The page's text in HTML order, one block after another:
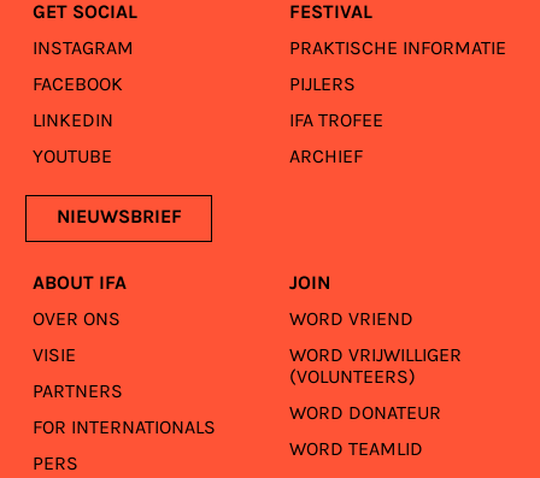
GET SOCIAL
INSTAGRAM
FACEBOOK
LINKEDIN
YOUTUBE
NIEUWSBRIEF
FESTIVAL
PRAKTISCHE INFORMATIE
PIJLERS
IFA TROFEE
ARCHIEF
ABOUT IFA
OVER ONS
VISIE
PARTNERS
FOR INTERNATIONALS
PERS
JOIN
WORD VRIEND
WORD VRIJWILLIGER
(VOLUNTEERS)
WORD DONATEUR
WORD TEAMLID